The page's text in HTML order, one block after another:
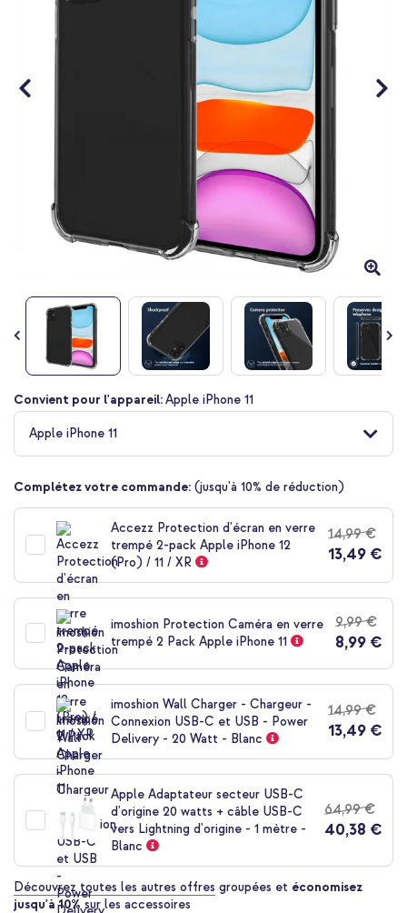
Passer
au
début
de
Galerie
Convient pour l'appareil:Apple iPhone 11
Apple iPhone 11
Complétez votre commande: (jusqu'à 10% de réduction)
Accezz Protection d'écran en verre
trempé 2-pack Apple iPhone 12
(Pro) / 11 / XR
14,99 €
13,49 €
imoshion Protection Caméra en verre
trempé 2 Pack Apple iPhone 11
9,99 €
8,99 €
imoshion Wall Charger - Chargeur -
Connexion USB-C et USB - Power
Delivery - 20 Watt - Blanc
14,99 €
13,49 €
Apple Adaptateur secteur USB-C
d'origine 20 watts + câble USB-C
vers Lightning d'origine - 1 mètre -
Blanc
64,99 €
40,38 €
Découvrez toutes les autres offres groupées et économisez
jusqu'à 10% sur les accessoires